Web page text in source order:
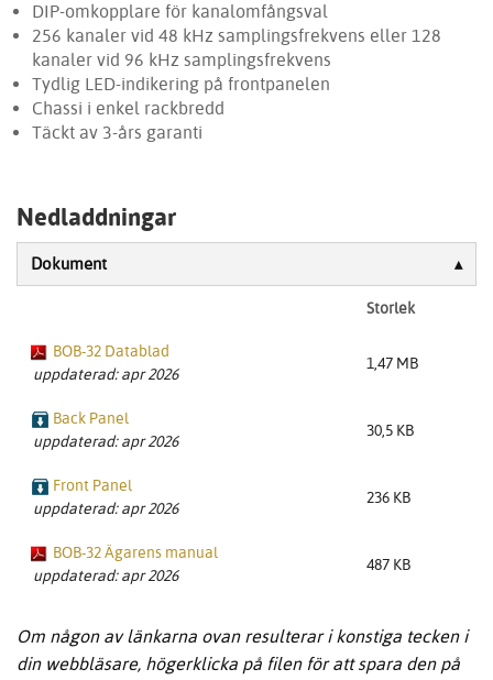
DIP-omkopplare för kanalomfångsval
256 kanaler vid 48 kHz samplingsfrekvens eller 128
kanaler vid 96 kHz samplingsfrekvens
Tydlig LED-indikering på frontpanelen
Chassi i enkel rackbredd
Täckt av 3-års garanti
Nedladdningar
Dokument
Storlek
BOB-32 Datablad
uppdaterad: apr 2026
1,47 MB
Back Panel
uppdaterad: apr 2026
30,5 KB
Front Panel
uppdaterad: apr 2026
236 KB
BOB-32 Ägarens manual
uppdaterad: apr 2026
487 KB
Om någon av länkarna ovan resulterar i konstiga tecken i
din webbläsare, högerklicka på filen för att spara den på